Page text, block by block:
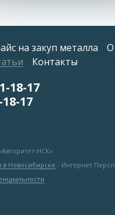
на закуп металла
О
Контакты
18-17
18-17
НСК»
в Новосибирске - Интернет